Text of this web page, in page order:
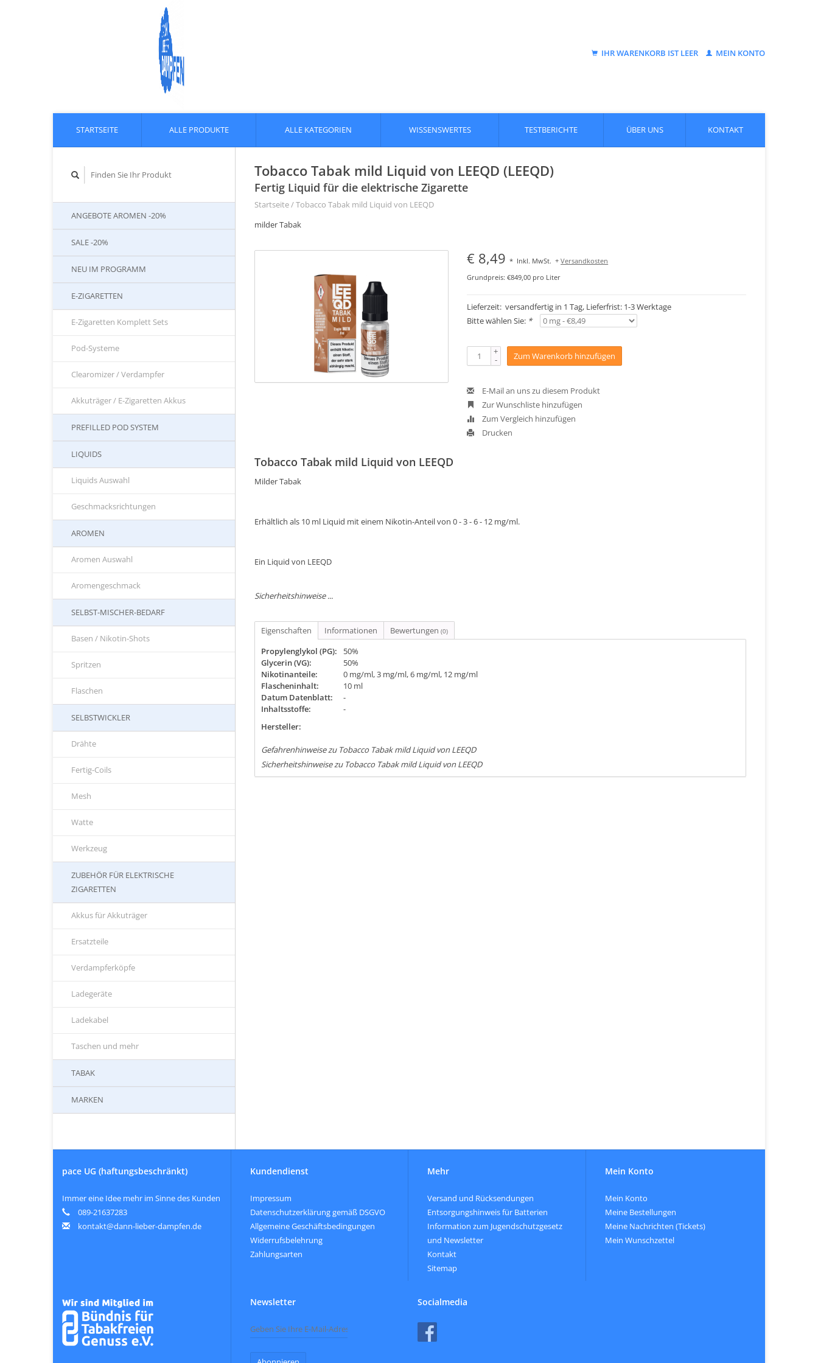
IHR WARENKORB IST LEER MEIN KONTO
STARTSEITE ALLE PRODUKTE ALLE KATEGORIEN WISSENSWERTES TESTBERICHTE ÜBER UNS KONTAKT
ANGEBOTE AROMEN -20%
SALE -20%
NEU IM PROGRAMM
E-ZIGARETTEN
E-Zigaretten Komplett Sets
Pod-Systeme
Clearomizer / Verdampfer
Akkuträger / E-Zigaretten Akkus
PREFILLED POD SYSTEM
LIQUIDS
Liquids Auswahl
Geschmacksrichtungen
AROMEN
Aromen Auswahl
Aromengeschmack
SELBST-MISCHER-BEDARF
Basen / Nikotin-Shots
Spritzen
Flaschen
SELBSTWICKLER
Drähte
Fertig-Coils
Mesh
Watte
Werkzeug
ZUBEHÖR FÜR ELEKTRISCHE
ZIGARETTEN
Akkus für Akkuträger
Ersatzteile
Verdampferköpfe
Ladegeräte
Ladekabel
Taschen und mehr
TABAK
MARKEN
Tobacco Tabak mild Liquid von LEEQD (LEEQD)
Fertig Liquid für die elektrische Zigarette
Startseite/Tobacco Tabak mild Liquid von LEEQD
milder Tabak
€ 8,49* Inkl. MwSt. +Versandkosten
Grundpreis: €849,00 pro Liter
Lieferzeit: versandfertig in 1 Tag, Lieferfrist: 1-3 Werktage
Bitte wählen Sie: *
+
- Zum Warenkorb hinzufügen
E-Mail an uns zu diesem Produkt
Zur Wunschliste hinzufügen
Zum Vergleich hinzufügen
Drucken
Tobacco Tabak mild Liquid von LEEQD
Milder Tabak
Erhältlich als 10 ml Liquid mit einem Nikotin-Anteil von 0 - 3 - 6 - 12 mg/ml.
Ein Liquid von LEEQD
Sicherheitshinweise ...
Eigenschaften Informationen Bewertungen (0)
Propylenglykol (PG):
50%
Glycerin (VG):
50%
Nikotinanteile:
0 mg/ml, 3 mg/ml, 6 mg/ml, 12 mg/ml
Flascheninhalt:
10 ml
Datum Datenblatt:
-
Inhaltsstoffe:
-
Hersteller:
Gefahrenhinweise zu Tobacco Tabak mild Liquid von LEEQD
Sicherheitshinweise zu Tobacco Tabak mild Liquid von LEEQD
pace UG (haftungsbeschränkt)
Immer eine Idee mehr im Sinne des Kunden
089-21637283
kontakt@dann-lieber-dampfen.de
Kundendienst
Impressum
Datenschutzerklärung gemäß DSGVO
Allgemeine Geschäftsbedingungen
Widerrufsbelehrung
Zahlungsarten
Mehr
Versand und Rücksendungen
Entsorgungshinweis für Batterien
Information zum Jugendschutzgesetz
und Newsletter
Kontakt
Sitemap
Mein Konto
Mein Konto
Meine Bestellungen
Meine Nachrichten (Tickets)
Mein Wunschzettel
Newsletter Socialmedia